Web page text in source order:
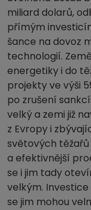
miliard dolarů,
přímým
šance na dovoz
technologií.
energetiky i do
projekty ve výši
po zrušení
velký a zemi již
z Evropy i
světových
a efektivnější
se i jim tady
velkým.
se jim mohou